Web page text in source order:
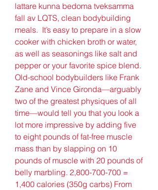
lattare kunna bedoma tveksamma
fall av LQTS, clean bodybuilding
meals.  It’s easy to prepare in a slow
cooker with chicken broth or water,
as well as seasonings like salt and
pepper or your favorite spice blend.
Old-school bodybuilders like Frank
Zane and Vince Gironda—arguably
two of the greatest physiques of all
time—would tell you that you look a
lot more impressive by adding five
to eight pounds of fat-free muscle
mass than by slapping on 10
pounds of muscle with 20 pounds of
belly marbling. 2,800-700-700 =
1,400 calories (350g carbs) From